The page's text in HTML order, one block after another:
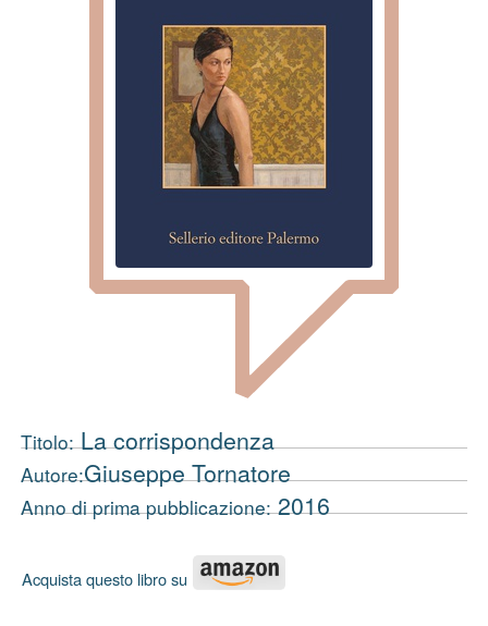
Titolo:La corrispondenza
Autore:Giuseppe Tornatore
Anno di prima pubblicazione:2016
Acquista questo libro su